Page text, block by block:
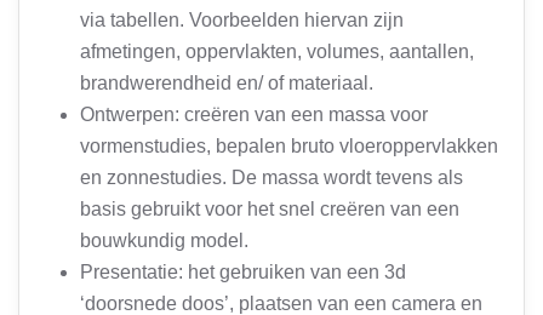
via tabellen. Voorbeelden hiervan zijn
afmetingen, oppervlakten, volumes, aantallen,
brandwerendheid en/ of materiaal.
Ontwerpen: creëren van een massa voor
vormenstudies, bepalen bruto vloeroppervlakken
en zonnestudies. De massa wordt tevens als
basis gebruikt voor het snel creëren van een
bouwkundig model.
Presentatie: het gebruiken van een 3d
‘doorsnede doos’, plaatsen van een camera en